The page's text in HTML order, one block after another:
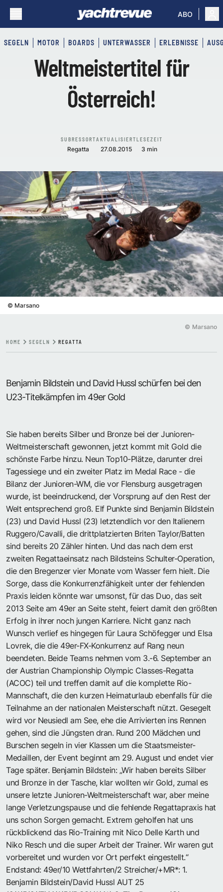
ABO
SEGELN MOTOR BOARDS UNTERWASSER ERLEBNISSE
Weltmeistertitel für
Österreich!
SUBRESSORT
Regatta
AKTUALISIERT
27.08.2015
LESEZEIT
3 min
© Marsano
© Marsano
HOME SEGELN REGATTA
Benjamin Bildstein und David Hussl schürfen bei den
U23-Titelkämpfen im 49er Gold
Sie haben bereits Silber und Bronze bei der Junioren-
Weltmeisterschaft gewonnen, jetzt kommt mit Gold die
schönste Farbe hinzu. Neun Top10-Plätze, darunter drei
Tagessiege und ein zweiter Platz im Medal Race - die
Bilanz der Junioren-WM, die vor Flensburg ausgetragen
wurde, ist beeindruckend, der Vorsprung auf den Rest der
Welt entsprechend groß. Elf Punkte sind Benjamin Bildstein
(23) und David Hussl (23) letztendlich vor den Italienern
Ruggero/Cavalli, die drittplatzierten Briten Taylor/Batten
sind bereits 20 Zähler hinten. Und das nach dem erst
zweiten Regattaeinsatz nach Bildsteins Schulter-Operation,
die den Bregenzer vier Monate vom Wasser fern hielt. Die
Sorge, dass die Konkurrenzfähigkeit unter der fehlenden
Praxis leiden könnte war umsonst, für das Duo, das seit
2013 Seite am 49er an Seite steht, feiert damit den größten
Erfolg in ihrer noch jungen Karriere. Nicht ganz nach
Wunsch verlief es hingegen für Laura Schöfegger und Elsa
Lovrek, die die 49er-FX-Konkurrenz auf Rang neun
beendeten. Beide Teams nehmen vom 3.-6. September an
der Austrian Championship Olympic Classes-Regatta
(ACOC) teil und treffen damit auf die komplette Rio-
Mannschaft, die den kurzen Heimaturlaub ebenfalls für die
Teilnahme an der nationalen Meisterschaft nützt. Gesegelt
wird vor Neusiedl am See, ehe die Arrivierten ins Rennen
gehen, sind die Jüngsten dran. Rund 200 Mädchen und
Burschen segeln in vier Klassen um die Staatsmeister-
Medaillen, der Event beginnt am 29. August und endet vier
Tage später. Benjamin Bildstein: „Wir haben bereits Silber
und Bronze in der Tasche, klar wollten wir Gold, zumal es
unsere letzte Junioren-Weltmeisterschaft war, aber meine
lange Verletzungspause und die fehlende Regattapraxis hat
uns schon Sorgen gemacht. Extrem geholfen hat uns
rückblickend das Rio-Training mit Nico Delle Karth und
Niko Resch und die super Arbeit der Trainer. Wir waren gut
vorbereitet und wurden vor Ort perfekt eingestellt.“
Endstand: 49er/10 Wettfahrten/2 Streicher/+MR*: 1.
Benjamin Bildstein/David Hussl AUT 25